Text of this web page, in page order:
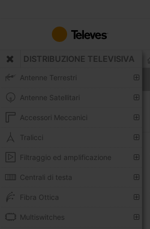
contenuto
DISTRIBUZIONE TELEVISIVA
Antenne Terrestri
Antenne Satellitari
Accessori Meccanici
Tralicci
Filtraggio ed amplificazione
Centrali di testa
Fibra Ottica
Multiswitches